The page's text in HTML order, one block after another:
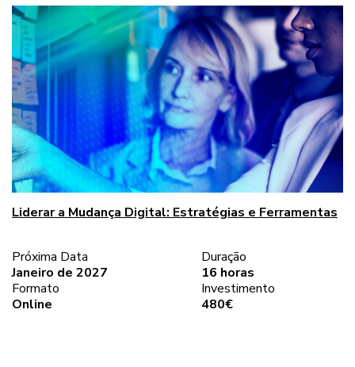
Liderar a Mudança Digital: Estratégias e Ferramentas
Próxima Data
Janeiro de 2027
Duração
16 horas
Formato
Online
Investimento
480€